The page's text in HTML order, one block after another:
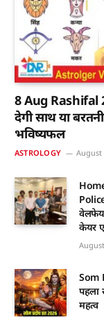
8 Aug Rashifal
देगी साथ या
भविष्यफल
ASTROLOGY August
केयर
Som
पहला
महत्व